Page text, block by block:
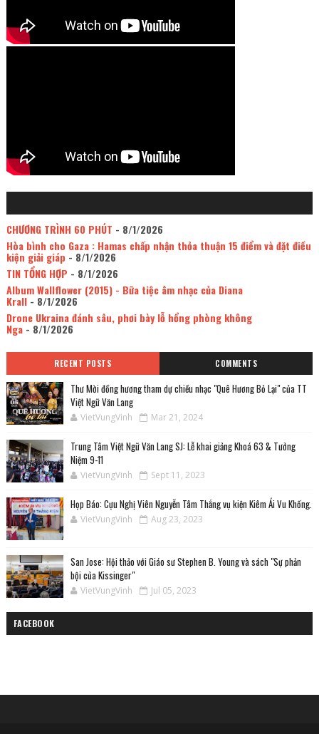
CHƯƠNG TRÌNH 60 PHÚT - 8/1/2026
Hòa bình cho Gaza : Hamas chấp nhận thỏa thuận 15 điểm và đặt điều
kiện giải giáp - 8/1/2026
TIN TỔNG HỢP - 8/1/2026
Album Wallflower (2015) - Bữa tiệc âm nhạc của Diana
Krall- 8/1/2026
Drone Ukraina đánh sâu, phơi bày lỗ hổng phòng không
Nga- 8/1/2026
RECENT POSTS COMMENTS
Thư Mời đồng hương tham dự chiều nhạc "Quê Hương Bỏ Lại" của TT
Việt Ngữ Văn Lang
VietVungVinh Mar 21, 2024
Trung Tâm Việt Ngữ Văn Lang SJ: Lễ khai giảng Khoá 63 & Tưởng
Niệm 9-11
VietVungVinh Sept 11, 2023
Họp Báo: Cựu Nghị Viên Nguyễn Tâm Thắng vụ kiện Kiêm Ái Vu Khống.
VietVungVinh Aug 23, 2023
San Jose: Hội thảo với Giáo sư Stephen B. Young và sách "Sự phản
bội của Kissinger"
VietVungVinh Jul 05, 2023
FACEBOOK